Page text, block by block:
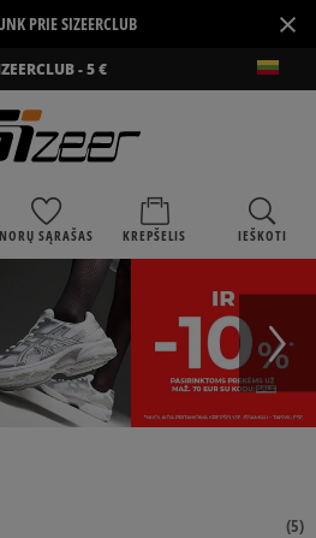
PRIE SIZEERCLUB ×
- 5 €
NORŲ SĄRAŠAS KREPŠELIS IEŠKOTI
(5)